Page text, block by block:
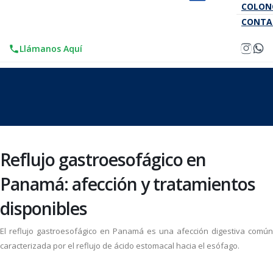
Llámanos Aquí
Reflujo gastroesofágico en
Panamá: afección y tratamientos
disponibles
El reflujo gastroesofágico en Panamá es una afección digestiva común
caracterizada por el reflujo de ácido estomacal hacia el esófago.